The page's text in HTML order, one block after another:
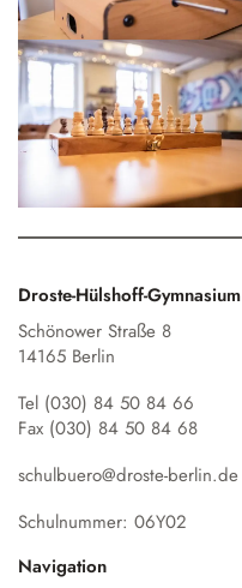
Droste-Hülshoff-Gymnasium
Schönower Straße 8
14165 Berlin
Tel (030) 84 50 84 66
Fax (030) 84 50 84 68
schulbuero@droste-berlin.de
Schulnummer: 06Y02
Navigation